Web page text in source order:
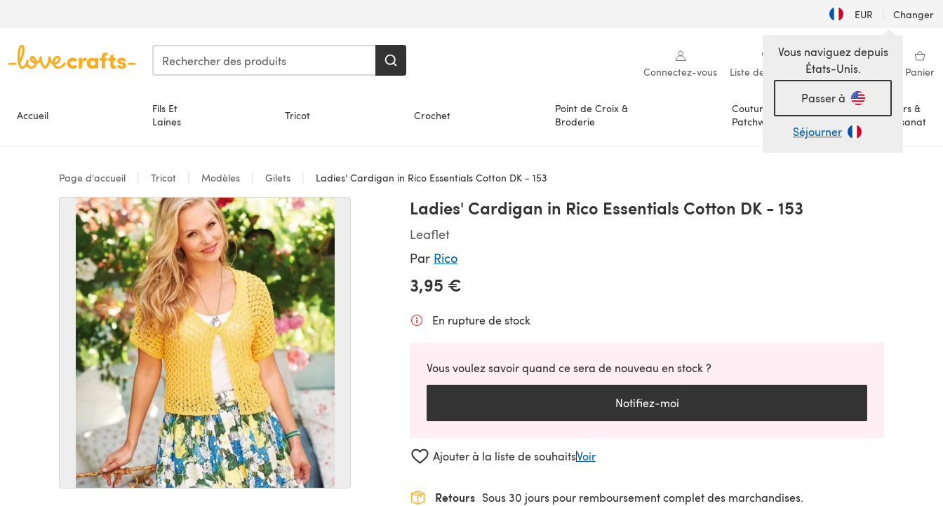
EUR | Changer
Connectez-vous Liste de souhaits Ma bibliothèque Panier
Accueil
Fils Et
Laines
Tricot Crochet
Point de Croix &
Broderie
Couture &
Patchwork
Loisirs &
Artisanat
Vous naviguez depuis
États-Unis.
Passer à
Séjourner
Page d'accueil Tricot Modèles Gilets Ladies' Cardigan in Rico Essentials Cotton DK - 153
Ladies' Cardigan in Rico Essentials Cotton DK - 153
Leaflet
Par Rico
3,95 €
En rupture de stock
Vous voulez savoir quand ce sera de nouveau en stock ?
Notifiez-moi
Ajouter à la liste de souhaitsVoir
Retours Sous 30 jours pour remboursement complet des marchandises.